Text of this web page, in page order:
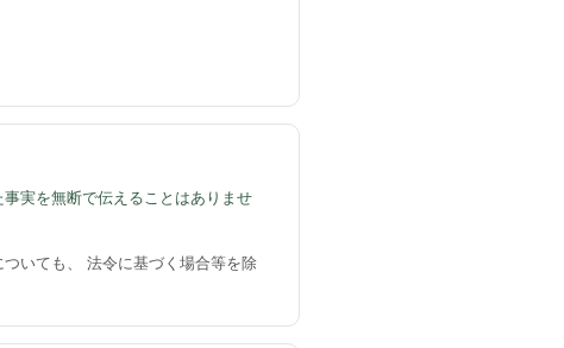
実を無断で伝えることはありませ
いても、 法令に基づく場合等を除